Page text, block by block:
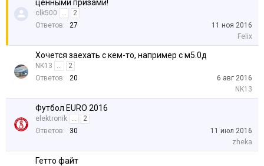
ценными призами!
clk500 ...
2
Ответов:
27
11 ноя 2016
Felix
Хочется заехать с кем-то, например с м5.0д
NK13 ...
2
Ответов:
20
6 авг 2016
NK13
Футбол EURO 2016
elektronik ...
2
Ответов:
30
11 июл 2016
zheka
Гетто файт